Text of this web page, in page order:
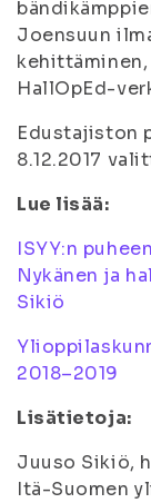
Joensuun
kehittäminen,
HallOpEd-
Edustajiston
8.12.2017
Lue lisää:
ISYY:n
Nykänen ja
Sikiö
2018–2019
Lisätietoja:
Juuso Sikiö,
Itä-Suomen